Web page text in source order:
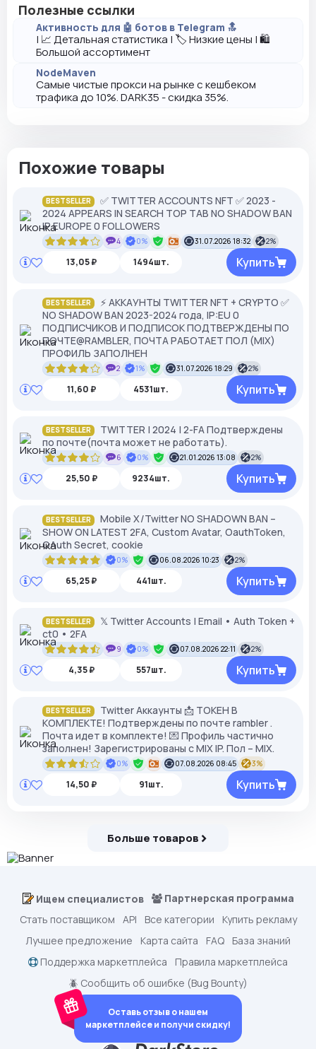
Полезные ссылки
Активность для 🤖 ботов в Telegram 🔝
| 📈 Детальная статистика | 🏷️ Низкие цены | 🛍️
Большой ассортимент
NodeMaven
Самые чистые прокси на рынке с кешбеком
трафика до 10%. DARK35 - скидка 35%.
Похожие товары
BESTSELLER
✅ TWITTER ACCOUNTS NFT ✅ 2023 -
2024 APPEARS IN SEARCH TOP TAB NO SHADOW BAN
IP EUROPE 0 FOLLOWERS
4 0% 31.07.2026 18:32 2%
13,05 ₽ 1494шт. Купить
BESTSELLER
⚡️ АККАУНТЫ TWITTER NFT + CRYPTO ✅
NO SHADOW BAN 2023-2024 года, IP:EU 0
ПОДПИСЧИКОВ И ПОДПИСОК ПОДТВЕРЖДЕНЫ ПО
ПОЧТЕ@RAMBLER, ПОЧТА РАБОТАЕТ ПОЛ (MIX)
ПРОФИЛЬ ЗАПОЛНЕН
2 1% 31.07.2026 18:29 2%
11,60 ₽ 4531шт. Купить
BESTSELLER
TWITTER | 2024 | 2-FA Подтверждены
по почте(почта может не работать).
6 0% 21.01.2026 13:08 2%
25,50 ₽ 9234шт. Купить
BESTSELLER
Mobile X/Twitter NO SHADOWN BAN –
SHOW ON LATEST 2FA, Custom Avatar, OauthToken,
OAuth Secret, cookie
0% 06.08.2026 10:23 2%
65,25 ₽ 441шт. Купить
BESTSELLER
𝕏 Twitter Accounts | Email • Auth Token +
ct0 • 2FA
9 0% 07.08.2026 22:11 2%
4,35 ₽ 557шт. Купить
BESTSELLER
Twitter Аккаунты 📩 ТОКЕН В
КОМПЛЕКТЕ! Подтверждены по почте rambler .
Почта идет в комплекте! 💌 Профиль частично
заполнен! Зарегистрированы с MIX IP. Пол – MIX.
0% 07.08.2026 08:45 3%
14,50 ₽ 91шт. Купить
Больше товаров
Ищем специалистов
Партнерская программа
Стать поставщиком
API Все категории
Купить рекламу
Лучшее предложение
Карта сайта FAQ
База знаний
Поддержка маркетплейса
Правила маркетплейса
🪲 Сообщить об ошибке (Bug Bounty)
Оставь отзыв о нашем
маркетплейсе и получи скидку!